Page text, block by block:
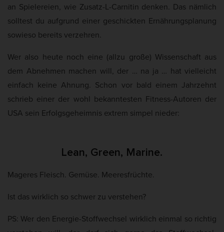
an Spielereien, wie Zusatz-L-Carnitin denken. Das nämlich
solltest du aufgrund einer geschickten Ernährungsplanung
sowieso bereits verzehren.
Wer also heute noch eine (allzu große) Wissenschaft aus
dem Abnehmen machen will, der … na ja … hat vielleicht
einfach keine Ahnung. Schon vor bald einem Jahrzehnt
schrieb einer der wohl bekanntesten Fitness-Autoren der
USA sein Erfolgsgeheimnis extrem simpel nieder:
Lean, Green, Marine.
Mageres Fleisch. Gemüse. Meeresfrüchte.
Ist das wirklich so schwer zu verstehen?
PS: Wer den Energie-Stoffwechsel wirklich einmal so richtig